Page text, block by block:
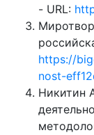
- URL:
https://
nost-
Никитин